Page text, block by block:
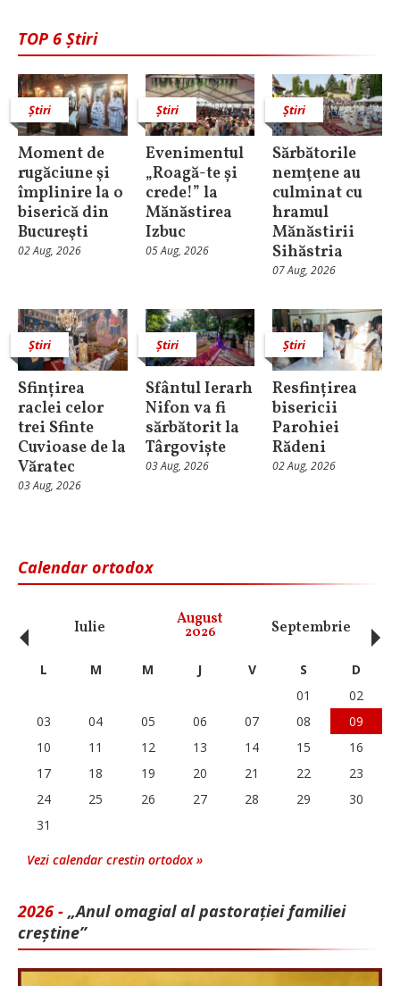
TOP 6 Știri
Știri
Moment de
rugăciune şi
împlinire la o
biserică din
Bucureşti
02 Aug, 2026
Știri
Evenimentul
„Roagă-te și
crede!” la
Mănăstirea
Izbuc
05 Aug, 2026
Știri
Sărbătorile
nemţene au
culminat cu
hramul
Mănăstirii
Sihăstria
07 Aug, 2026
Știri
Sfințirea
raclei celor
trei Sfinte
Cuvioase de la
Văratec
03 Aug, 2026
Știri
Sfântul Ierarh
Nifon va fi
sărbătorit la
Târgoviște
03 Aug, 2026
Știri
Resfințirea
bisericii
Parohiei
Rădeni
02 Aug, 2026
Calendar ortodox
Iulie August
2026 Septembrie
‹ L M M J V S
D
01
02
03
04 05 06 07 08
09
10
11 12 13 14 15
16
17
18 19 20 21 22
23
24
25 26 27 28 29
30
31
Vezi calendar crestin ortodox »
2026 - „Anul omagial al pastorației familiei
creștine”